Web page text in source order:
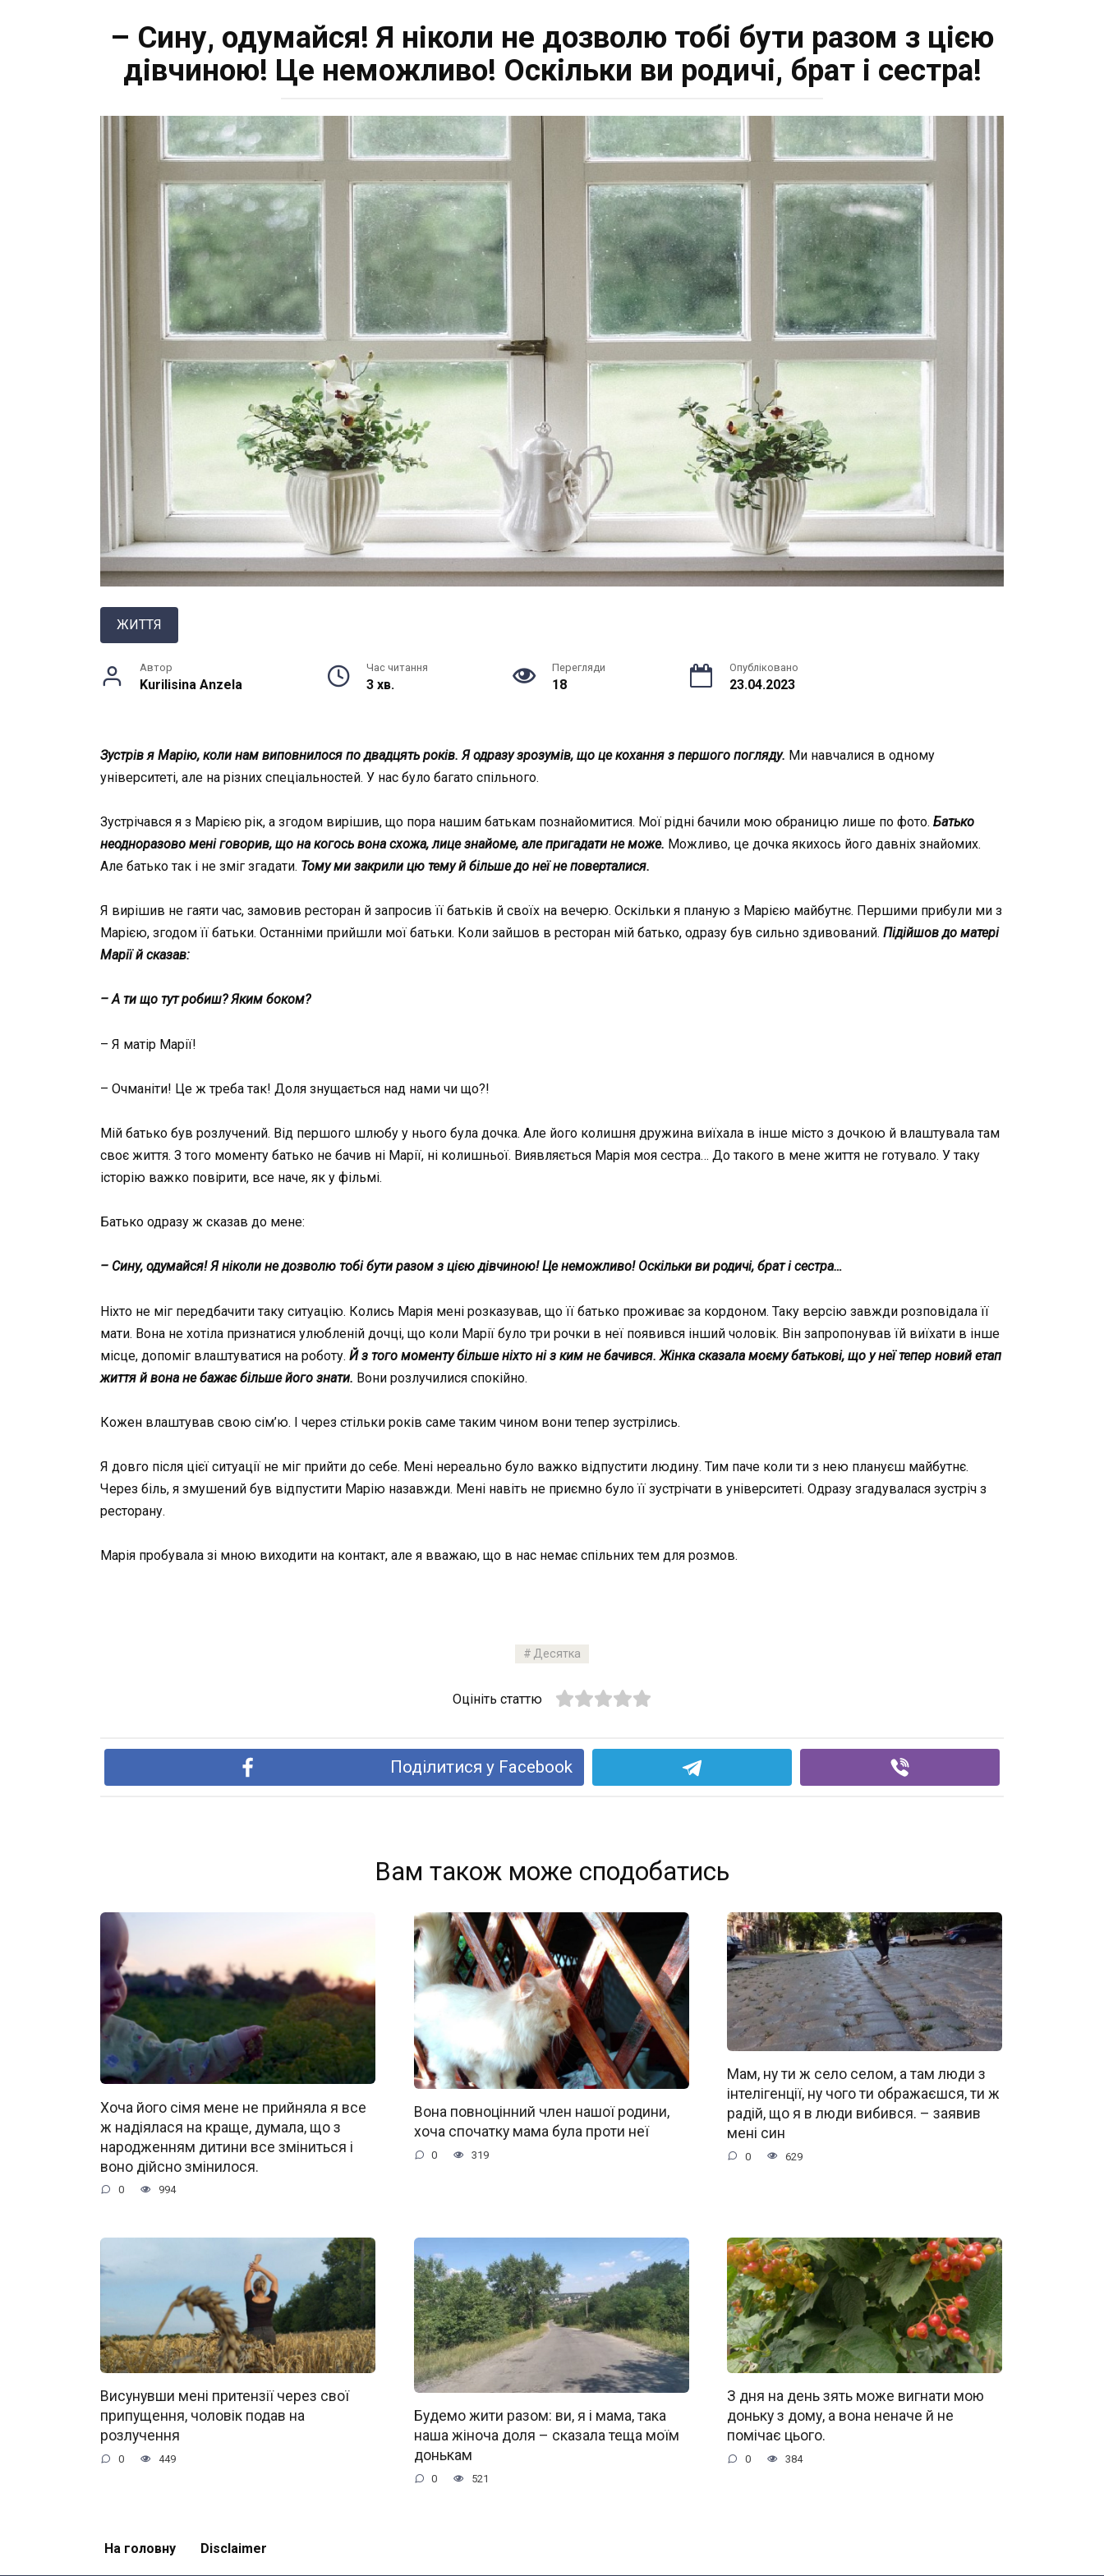
– Сину, одумайся! Я ніколи не дозволю тобі бути разом з цією
дівчиною! Це неможливо! Оскільки ви родичі, брат і сестра!
ЖИТТЯ
Автор
Kurilisina Anzela
Час читання
3 хв.
Перегляди
18
Опубліковано
23.04.2023
Зустрів я Марію, коли нам виповнилося по двадцять років. Я одразу зрозумів, що це кохання з першого погляду. Ми навчалися в одному
університеті, але на різних спеціальностей. У нас було багато спільного.
Зустрічався я з Марією рік, а згодом вирішив, що пора нашим батькам познайомитися. Мої рідні бачили мою обраницю лише по фото. Батько
неодноразово мені говорив, що на когось вона схожа, лице знайоме, але пригадати не може. Можливо, це дочка якихось його давніх знайомих.
Але батько так і не зміг згадати. Тому ми закрили цю тему й більше до неї не поверталися.
Я вирішив не гаяти час, замовив ресторан й запросив її батьків й своїх на вечерю. Оскільки я планую з Марією майбутнє. Першими прибули ми з
Марією, згодом її батьки. Останніми прийшли мої батьки. Коли зайшов в ресторан мій батько, одразу був сильно здивований. Підійшов до матері
Марії й сказав:
– А ти що тут робиш? Яким боком?
– Я матір Марії!
– Очманіти! Це ж треба так! Доля знущається над нами чи що?!
Мій батько був розлучений. Від першого шлюбу у нього була дочка. Але його колишня дружина виїхала в інше місто з дочкою й влаштувала там
своє життя. З того моменту батько не бачив ні Марії, ні колишньої. Виявляється Марія моя сестра… До такого в мене життя не готувало. У таку
історію важко повірити, все наче, як у фільмі.
Батько одразу ж сказав до мене:
– Сину, одумайся! Я ніколи не дозволю тобі бути разом з цією дівчиною! Це неможливо! Оскільки ви родичі, брат і сестра…
Ніхто не міг передбачити таку ситуацію. Колись Марія мені розказував, що її батько проживає за кордоном. Таку версію завжди розповідала її
мати. Вона не хотіла признатися улюбленій дочці, що коли Марії було три рочки в неї появився інший чоловік. Він запропонував їй виїхати в інше
місце, допоміг влаштуватися на роботу. Й з того моменту більше ніхто ні з ким не бачився. Жінка сказала моєму батькові, що у неї тепер новий етап
життя й вона не бажає більше його знати. Вони розлучилися спокійно.
Кожен влаштував свою сім’ю. І через стільки років саме таким чином вони тепер зустрілись.
Я довго після цієї ситуації не міг прийти до себе. Мені нереально було важко відпустити людину. Тим паче коли ти з нею плануєш майбутнє.
Через біль, я змушений був відпустити Марію назавжди. Мені навіть не приємно було її зустрічати в університеті. Одразу згадувалася зустріч з
ресторану.
Марія пробувала зі мною виходити на контакт, але я вважаю, що в нас немає спільних тем для розмов.
Десятка
Оцініть статтю
Поділитися у Facebook
Вам також може сподобатись
Хоча його сімя мене не прийняла я все
ж надіялася на краще, думала, що з
народженням дитини все зміниться і
воно дійсно змінилося.
0 994
Вона повноцінний член нашої родини,
хоча спочатку мама була проти неї
0 319
Мам, ну ти ж село селом, а там люди з
інтелігенції, ну чого ти ображаєшся, ти ж
радій, що я в люди вибився. – заявив
мені син
0 629
Висунувши мені притензії через свої
припущення, чоловік подав на
розлучення
0 449
Будемо жити разом: ви, я і мама, така
наша жіноча доля – сказала теща моїм
донькам
0 521
З дня на день зять може вигнати мою
доньку з дому, а вона неначе й не
помічає цього.
0 384
На головну Disclaimer